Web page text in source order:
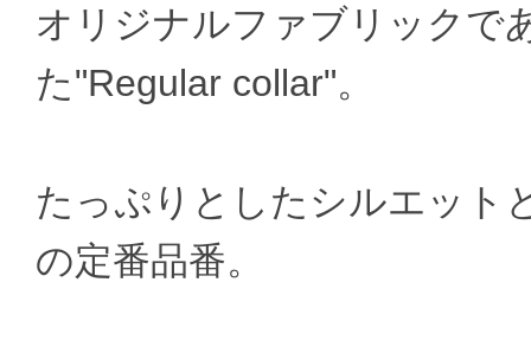
オリジナルファブリックで
た"Regular collar"。
たっぷりとしたシルエット
の定番品番。